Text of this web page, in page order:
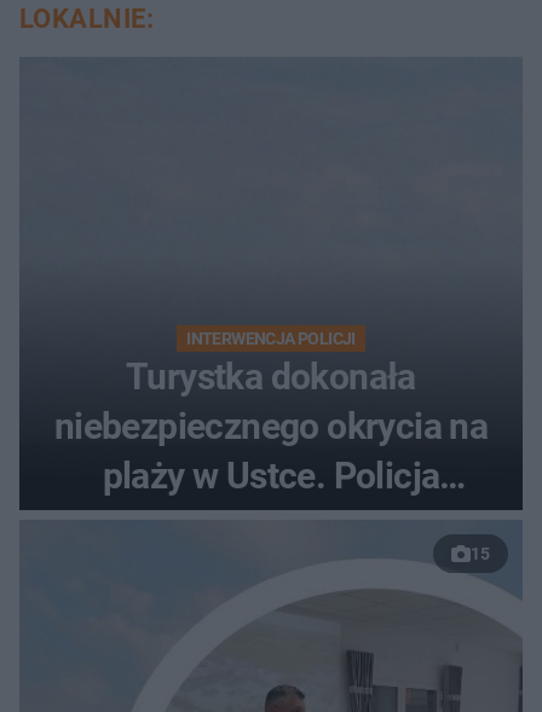
LOKALNIE:
INTERWENCJA POLICJI
Turystka dokonała
niebezpiecznego okrycia na
plaży w Ustce. Policja
musiała zamknąć odcinek
wybrzeża
15